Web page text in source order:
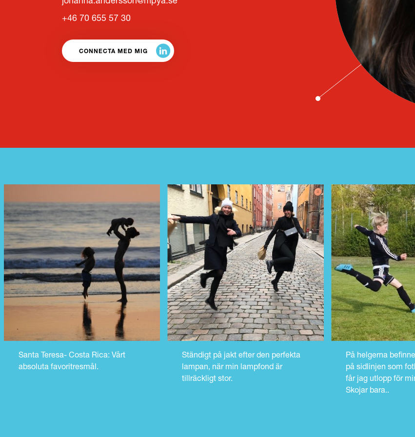
+46 70 655 57 30
CONNECTA MED MIG
Santa Teresa- Costa Rica: Vårt
absoluta favoritresmål.
Ständigt på jakt efter den perfekta
lampan, när min lampfond är
tillräckligt stor.
På helgerna
på sidlinjen som
får jag utlopp för
Skojar bara..
LÄS HELA KULTURBOKEN